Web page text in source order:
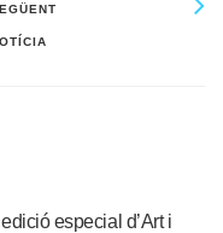
especial d’Art i